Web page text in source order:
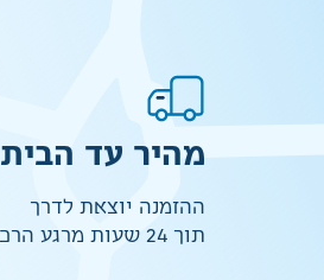
מהיר עד הבית
ההזמנה יוצאת לדרך
תוך 24 שעות מרגע הרכישה